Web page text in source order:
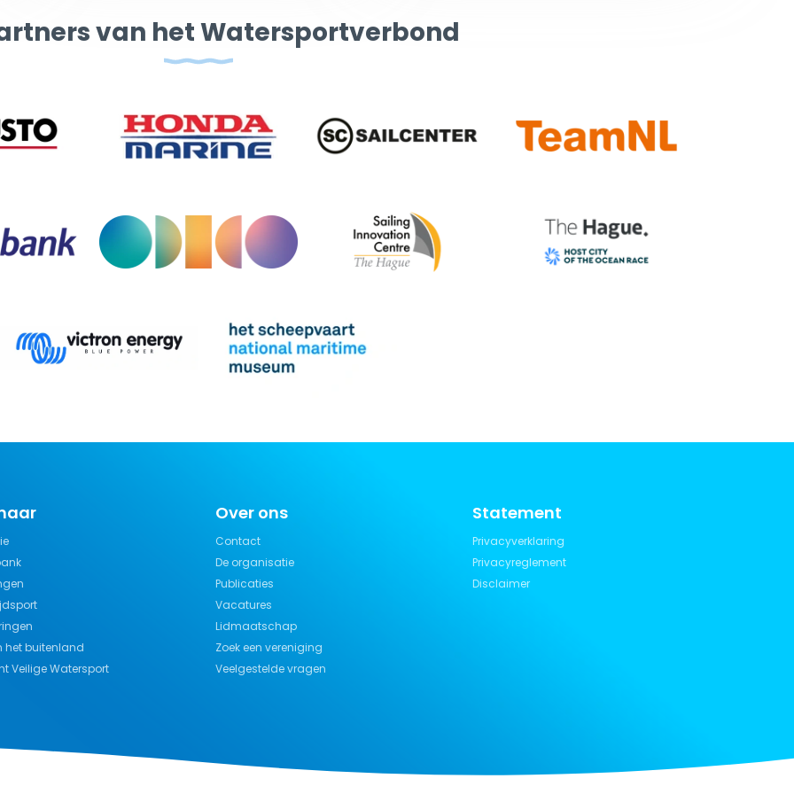
van het Watersportverbond
het buitenland
Veilige Watersport
Over ons
Contact
De organisatie
Publicaties
Vacatures
Lidmaatschap
Zoek een vereniging
Veelgestelde vragen
Statement
Privacyverklaring
Privacyreglement
Disclaimer